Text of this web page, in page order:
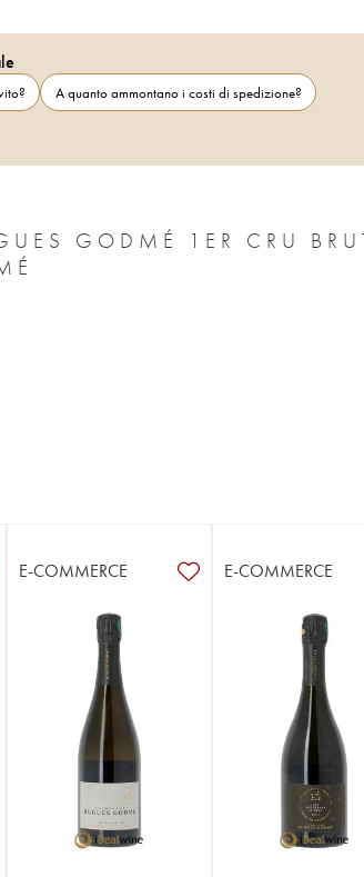
A quanto ammontano i costi di spedizione?
GODMÉ 1ER CRU
E-COMMERCE E-COMMERCE